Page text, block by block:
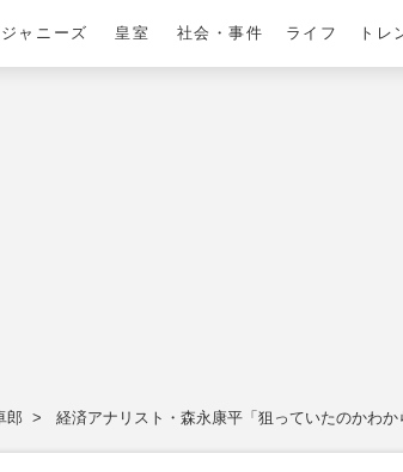
ジャニーズ 皇室 社会・事件 ライフ トレ
郎 経済アナリスト・森永康平「狙っていたのかわ